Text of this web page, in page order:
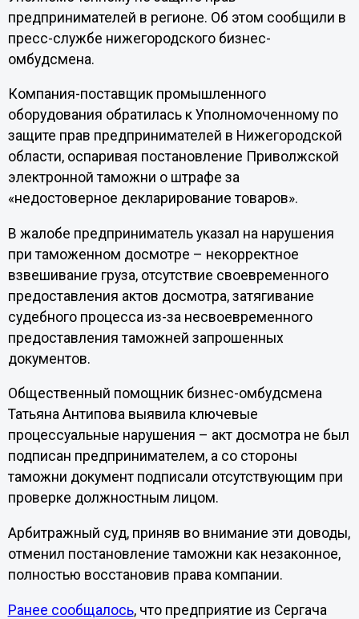
предпринимателей в регионе. Об этом сообщили в
пресс-службе нижегородского бизнес-
омбудсмена.
Компания-поставщик промышленного
оборудования обратилась к Уполномоченному по
защите прав предпринимателей в Нижегородской
области, оспаривая постановление Приволжской
электронной таможни о штрафе за
«недостоверное декларирование товаров».
В жалобе предприниматель указал на нарушения
при таможенном досмотре – некорректное
взвешивание груза, отсутствие своевременного
предоставления актов досмотра, затягивание
судебного процесса из-за несвоевременного
предоставления таможней запрошенных
документов.
Общественный помощник бизнес-омбудсмена
Татьяна Антипова выявила ключевые
процессуальные нарушения – акт досмотра не был
подписан предпринимателем, а со стороны
таможни документ подписали отсутствующим при
проверке должностным лицом.
Арбитражный суд, приняв во внимание эти доводы,
отменил постановление таможни как незаконное,
полностью восстановив права компании.
Ранее сообщалось, что предприятие из Сергача